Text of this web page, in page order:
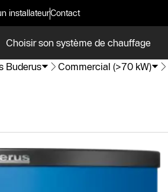
installateurContact
Choisir son système de chauffage
Buderus Commercial (>70 kW)